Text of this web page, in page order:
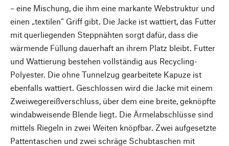
– eine Mischung, die ihm eine markante Webstruktur und
einen „textilen“ Griff gibt. Die Jacke ist wattiert, das Futter
mit querliegenden Steppnähten sorgt dafür, dass die
wärmende Füllung dauerhaft an ihrem Platz bleibt. Futter
und Wattierung bestehen vollständig aus Recycling-
Polyester. Die ohne Tunnelzug gearbeitete Kapuze ist
ebenfalls wattiert. Geschlossen wird die Jacke mit einem
Zweiwegereißverschluss, über dem eine breite, geknöpfte
windabweisende Blende liegt. Die Ärmelabschlüsse sind
mittels Riegeln in zwei Weiten knöpfbar. Zwei aufgesetzte
Pattentaschen und zwei schräge Schubtaschen mit